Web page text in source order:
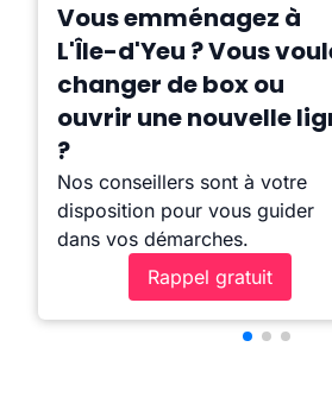
Vous emménagez à
L'Île-d'Yeu ? Vous
changer de box ou
ouvrir une nouvelle
?
Nos conseillers sont à votre
disposition pour vous guider
dans vos démarches.
Rappel gratuit